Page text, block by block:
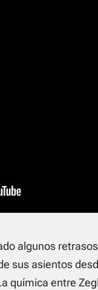
algunos
sus asientos
química entre